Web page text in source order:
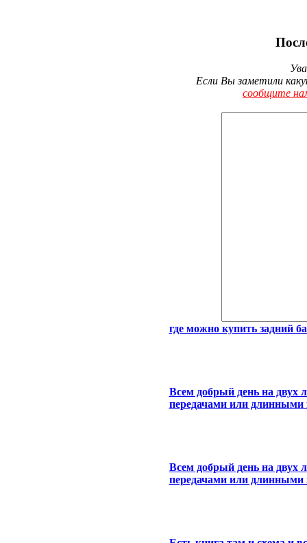
Если Вы заметили
сообщите
где можно купить задний
Всем добрый день на двух
передачами или длинными
Всем добрый день на двух
передачами или длинными